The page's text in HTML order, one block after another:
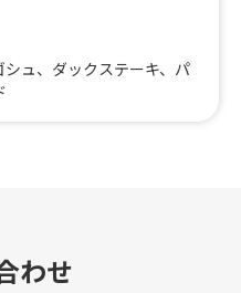
ュ、ダックステーキ、パ
わせ